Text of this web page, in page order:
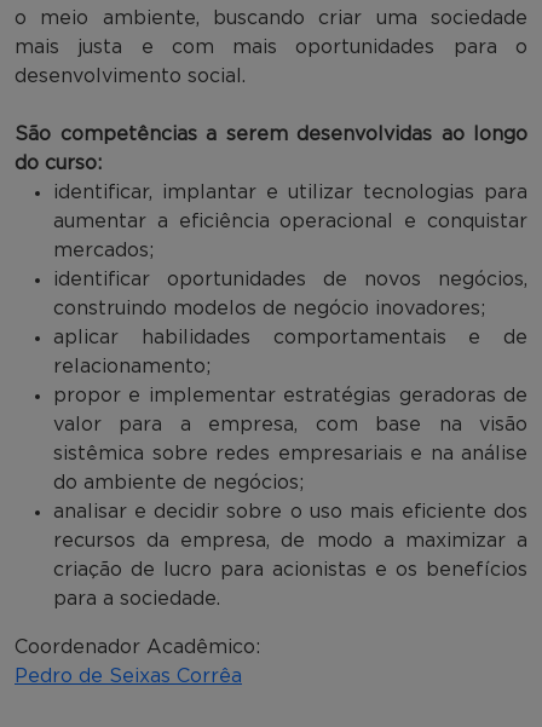
o meio ambiente, buscando criar uma sociedade
mais justa e com mais oportunidades para o
desenvolvimento social.
São competências a serem desenvolvidas ao longo
do curso:
identificar, implantar e utilizar tecnologias para
aumentar a eficiência operacional e conquistar
mercados;
identificar oportunidades de novos negócios,
construindo modelos de negócio inovadores;
aplicar habilidades comportamentais e de
relacionamento;
propor e implementar estratégias geradoras de
valor para a empresa, com base na visão
sistêmica sobre redes empresariais e na análise
do ambiente de negócios;
analisar e decidir sobre o uso mais eficiente dos
recursos da empresa, de modo a maximizar a
criação de lucro para acionistas e os benefícios
para a sociedade.
Coordenador Acadêmico:
Pedro de Seixas Corrêa